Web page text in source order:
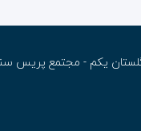
یکم - مجتمع پریس